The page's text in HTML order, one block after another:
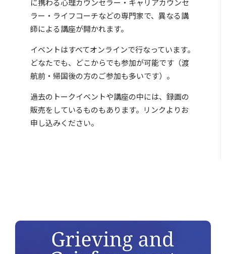
に携わる心理カウンセラー・キャリアカウンセ
ラー・ライフコーチなどの専門家で、異なる講
師による講座が開かれます。
イベントはすべてオンラインで行なっています。
どなたでも、どこからでも参加が可能です（渡
航前・帰国後の方のご参加も多いです）。
過去のトークイベントや講座の中には、録画の
販売をしているものもあります。リンクよりお
申し込みください。